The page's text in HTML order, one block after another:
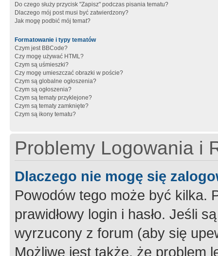
Do czego służy przycisk "Zapisz" podczas pisania tematu?
Dlaczego mój post musi być zatwierdzony?
Jak mogę podbić mój temat?
Formatowanie i typy tematów
Czym jest BBCode?
Czy mogę używać HTML?
Czym są uśmieszki?
Czy mogę umieszczać obrazki w poście?
Czym są globalne ogłoszenia?
Czym są ogłoszenia?
Czym są tematy przyklejone?
Czym są tematy zamknięte?
Czym są ikony tematu?
Problemy Logowania i
Dlaczego nie mogę się
Powodów tego może być kilka.
prawidłowy login i hasło. Jeśli
wyrzucony z forum (aby się
Możliwe jest także, że problem